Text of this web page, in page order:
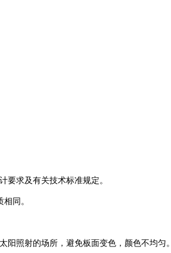
要求及有关技术标准规定。
同。
照射的场所，避免板面变色，颜色不均匀。